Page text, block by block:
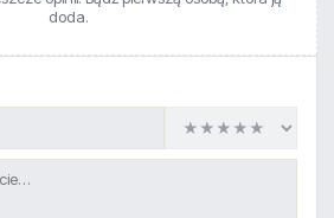
doda.